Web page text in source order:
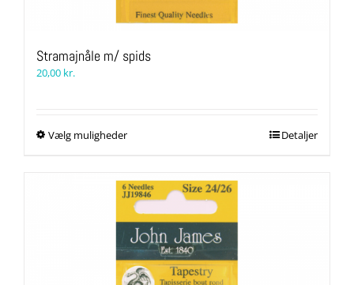
Stramajnåle m/ spids
20,00 kr.
Vælg mulighederDette
flere
varianter.
Mulighederne
kan
vælges
på
varesiden
Detaljer